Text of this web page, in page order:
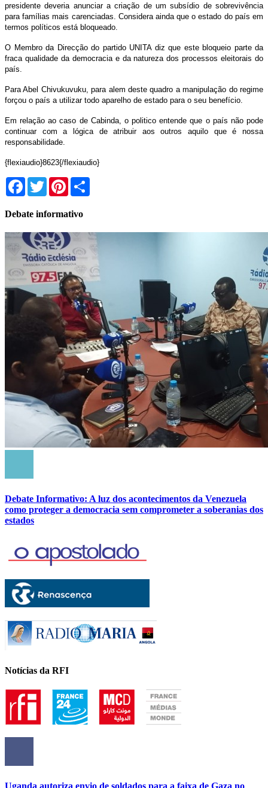
presidente deveria anunciar a criação de um subsídio de sobrevivência
para famílias mais carenciadas. Considera ainda que o estado do país em
termos políticos está bloqueado.
O Membro da Direcção do partido UNITA diz que este bloqueio parte da
fraca qualidade da democracia e da natureza dos processos eleitorais do
país.
Para Abel Chivukuvuku, para alem deste quadro a manipulação do regime
forçou o país a utilizar todo aparelho de estado para o seu benefício.
Em relação ao caso de Cabinda, o politico entende que o país não pode
continuar com a lógica de atribuir aos outros aquilo que é nossa
responsabilidade.
{flexiaudio}8623{/flexiaudio}
Facebook
TwitterPinterest
Debate informativo
Debate Informativo: A luz dos acontecimentos da Venezuela
como proteger a democracia sem comprometer a soberanias dos
estados
Notícias da RFI